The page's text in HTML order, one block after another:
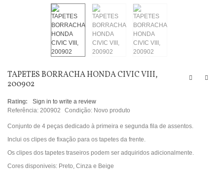
TAPETES BORRACHA HONDA CIVIC VIII,
200902
Rating:
Sign in to write a review
Referência: 200902 Condição: Novo produto
Conjunto de 4 peças dedicado à primeira e segunda fila de assentos.
Inclui os clipes de fixação para os tapetes da frente.
Os clipes dos tapetes traseiros podem ser adquiridos adicionalmente.
Cores disponiveis: Preto, Cinza e Beige